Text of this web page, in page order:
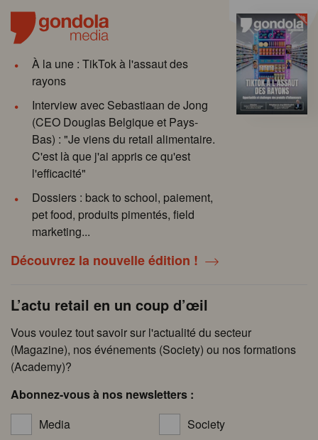
À la une : TikTok à l'assaut des
rayons
Interview avec Sebastiaan de Jong
(CEO Douglas Belgique et Pays-
Bas) : "Je viens du retail alimentaire.
C'est là que j'ai appris ce qu'est
l'efficacité"
Dossiers : back to school, paiement,
pet food, produits pimentés, field
marketing...
Découvrez la nouvelle édition !
L’actu retail en un coup d’œil
Vous voulez tout savoir sur l'actualité du secteur
(Magazine), nos événements (Society) ou nos formations
(Academy)?
Abonnez-vous à nos newsletters :
Media
Society